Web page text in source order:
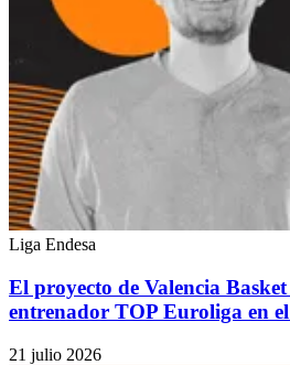
Liga Endesa
El proyecto de Valencia
entrenador TOP Euroliga en
21 julio 2026